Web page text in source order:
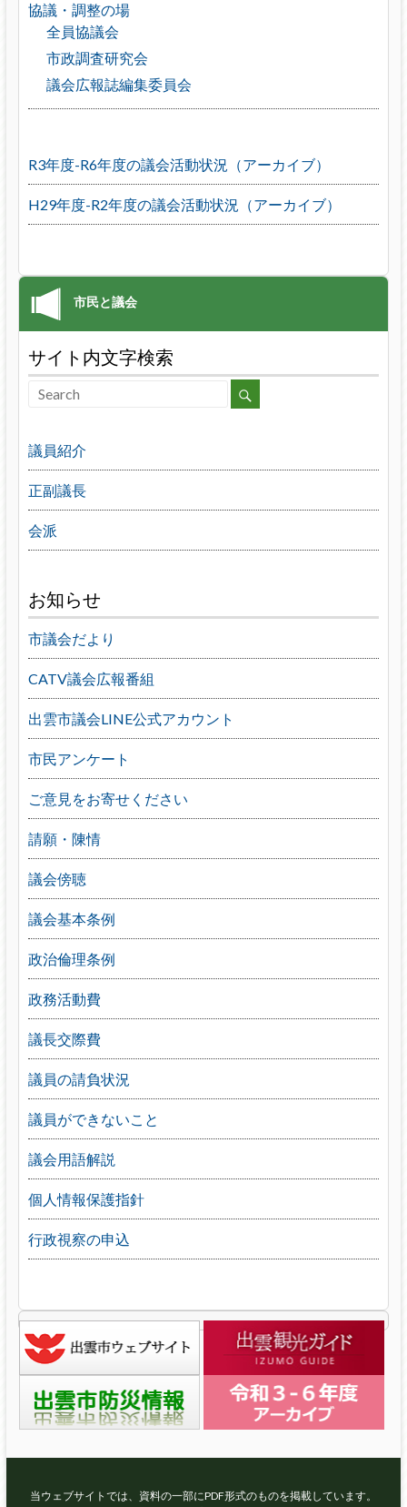
協議・調整の場
全員協議会
市政調査研究会
議会広報誌編集委員会
R3年度-R6年度の議会活動状況（アーカイブ）
H29年度-R2年度の議会活動状況（アーカイブ）
サイト内文字検索
議員紹介
正副議長
会派
お知らせ
市議会だより
CATV議会広報番組
出雲市議会LINE公式アカウント
市民アンケート
ご意見をお寄せください
請願・陳情
議会傍聴
議会基本条例
政治倫理条例
政務活動費
議長交際費
議員の請負状況
議員ができないこと
議会用語解説
個人情報保護指針
行政視察の申込
当ウェブサイトでは、資料の一部にPDF形式のものを掲載しています。